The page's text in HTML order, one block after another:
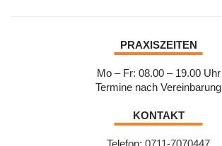
PRAXISZEITEN
Mo – Fr: 08.00 – 19.00 Uhr
Termine nach Vereinbarung
KONTAKT
Telefon: 0711-7070447